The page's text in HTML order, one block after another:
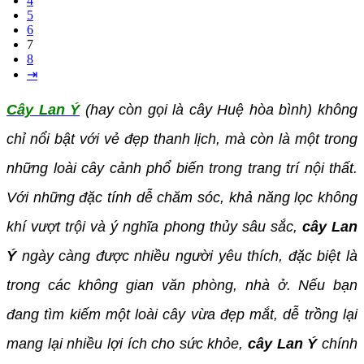
5
6
7
8
⇥
Cây Lan Ý(hay còn gọi là cây Huệ hòa bình) không
chỉ nổi bật với vẻ đẹp thanh lịch, mà còn là một trong
những loài cây cảnh phổ biến trong trang trí nội thất.
Với những đặc tính dễ chăm sóc, khả năng lọc không
khí vượt trội và ý nghĩa phong thủy sâu sắc, cây Lan
Ýngày càng được nhiều người yêu thích, đặc biệt là
trong các không gian văn phòng, nhà ở. Nếu bạn
đang tìm kiếm một loài cây vừa đẹp mắt, dễ trồng lại
mang lại nhiều lợi ích cho sức khỏe,cây Lan Ýchính